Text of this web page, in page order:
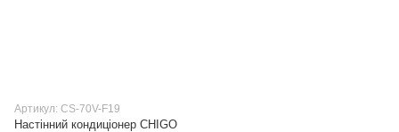
Артикул: CS-70V-F19
Настінний кондиціонер CHIGO